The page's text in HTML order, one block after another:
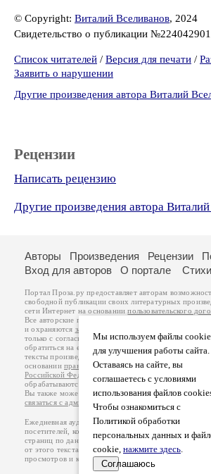
© Copyright: Виталий Вселиванов, 2024
Свидетельство о публикации
Список читателей / Версия для печати /
Заявить о нарушении
Другие произведения автора Виталий
Рецензии
Написать рецензию
Другие произведения автора
Мы используем файлы cookie
для улучшения работы сайта.
Оставаясь на сайте, вы
соглашаетесь с условиями
использования файлов
Чтобы ознакомиться с
Политикой обработки
персональных данных и
cookie, нажмите здесь.
Соглашаюсь
Авторы Произведения Рецензии
Вход для авторов
О портале
Портал Проза.ру предоставляет авторам
свободной публикации своих литературных
сети Интернет на основаниипользовательского
Все авторские права на произведения принадлежат
и охраняются законом
. Перепечатка произведений
только с согласия его автора, к которому вы можете
обратиться на его авторской странице.
тексты произведений авторы несут самостоятельно
основанииправил публикацииизаконодательства
Российской Федерации
обрабатываются на основанииПолитики обработки
Вы также можете посмотреть более подробную
связаться с администрацией
Ежедневная аудитория портала Проза.ру – порядка
посетителей, которые в общей сумме
страниц по данным счетчика посещаемости,
от этого текста. В каждой графе указано по две
просмотров и количество посетителей.